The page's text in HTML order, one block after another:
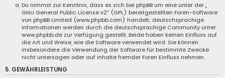
Du nimmst zur Kenntnis, dass es sich bei phpBB um eine unter der „
GNU General Public License v2“ (GPL) bereitgestellten Foren-Software
von phpBB Limited (www.phpbb.com) handelt; deutschsprachige
Informationen werden durch die deutschsprachige Community unter
www.phpbb.de zur Verfügung gestellt. Beide haben keinen Einfluss auf
die Art und Weise, wie die Software verwendet wird. Sie können
insbesondere die Verwendung der Software für bestimmte Zwecke
nicht untersagen oder auf Inhalte fremder Foren Einfluss nehmen.
5. GEWÄHRLEISTUNG